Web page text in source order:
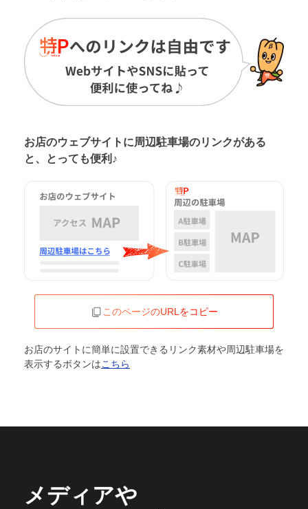
お店のウェブサイトに周辺駐車場のリンクがある
と、とっても便利♪
このページのURLをコピー
お店のサイトに簡単に設置できるリンク素材や周辺駐車場を
表示するボタンはこちら
メディアや